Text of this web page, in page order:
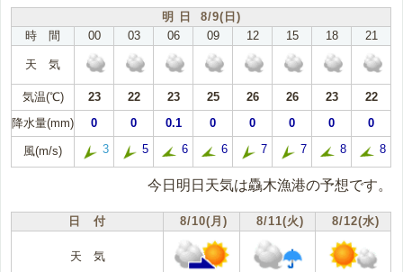
明 日 8/9(日)
時 間
00 03 06 09 12 15 18 21
天 気
気温(℃) 23 22 23 25 26 26 23
22
降水量(mm)
0 0 0.1 0 0 0 0 0
風(m/s) 3 5 6 6 7 7 8 8
今日明日天気は驫木漁港の予想です。
日 付 8/10(月) 8/11(火) 8/12(水)
天 気